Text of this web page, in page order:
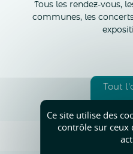
Tous les rendez-vous,
communes, les
Tout
Ce site utilise des
contrôle sur ceux